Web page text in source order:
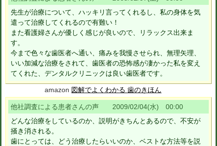
先生が治療について、ハッキリ言ってくれるし、私の身体を気
遣って治療してくれるので有難い！
また看護婦さんが優しく感じが良いので、リラックス出来ま
す。
今まで色々な歯医者へ通い、痛みを我慢させられ、無理矢理、
いい加減な治療をされて、歯医者の恐怖感が凄かった私を変え
てくれた、デンタルクリニックは良い歯医者です。
amazon 図解でよくわかる 歯のきほん
他社調査による患者さんの声 2009/02/04(水) 00:00
どんな治療をしているのか、説明がきちんとあるので、不安が
掻き消される。
歯にとっては、どう治療したらいいのか、ベストな方法等を説